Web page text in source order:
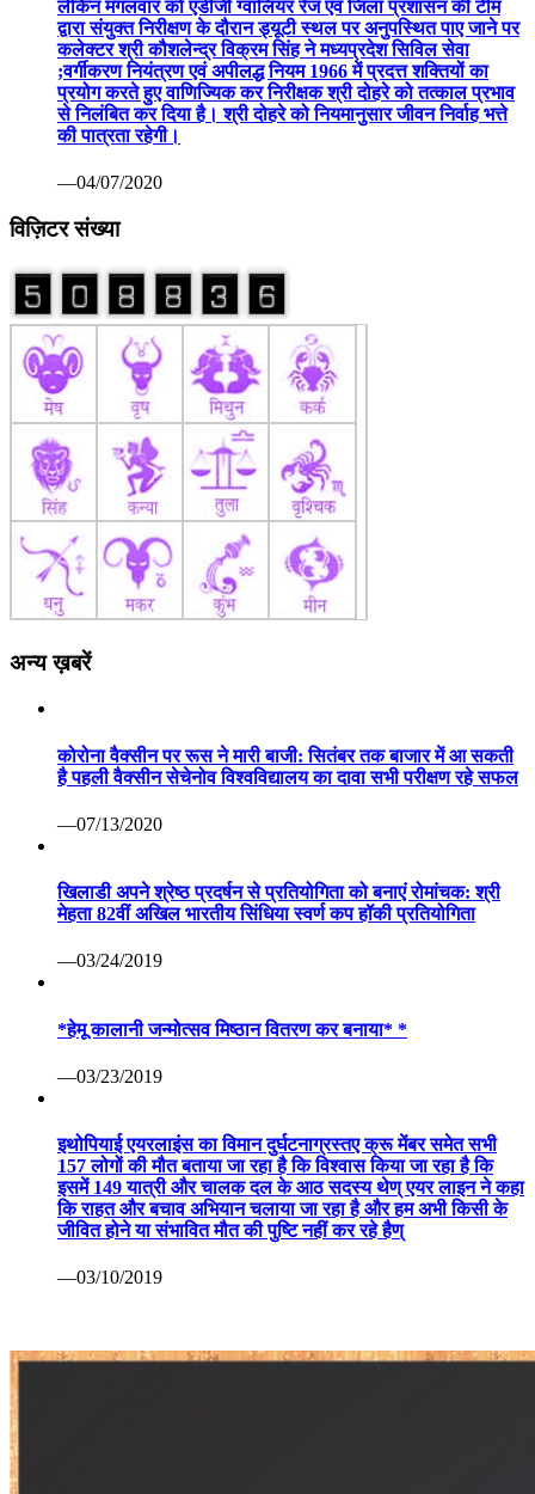
लेकिन मंगलवार को एडीजी ग्वालियर रेंज एवं जिला प्रशासन की टीम
द्वारा संयुक्त निरीक्षण के दौरान ड्यूटी स्थल पर अनुपस्थित पाए जाने पर
कलेक्टर श्री कौशलेन्द्र विक्रम सिंह ने मध्यप्रदेश सिविल सेवा
;वर्गीकरण नियंत्रण एवं अपीलद्ध नियम 1966 में प्रदत्त शक्तियों का
प्रयोग करते हुए वाणिज्यिक कर निरीक्षक श्री दोहरे को तत्काल प्रभाव
से निलंबित कर दिया है। श्री दोहरे को नियमानुसार जीवन निर्वाह भत्ते
की पात्रता रहेगी।
—04/07/2020
विज़िटर संख्या
अन्य ख़बरें
कोरोना वैक्सीन पर रूस ने मारी बाजी: सितंबर तक बाजार में आ सकती
है पहली वैक्सीन सेचेनोव विश्वविद्यालय का दावा सभी परीक्षण रहे सफल
—07/13/2020
खिलाडी अपने श्रेष्ठ प्रदर्षन से प्रतियोगिता को बनाएं रोमांचक: श्री
मेहता 82वीं अखिल भारतीय सिंधिया स्वर्ण कप हॉकी प्रतियोगिता
—03/24/2019
*हेमू कालानी जन्मोत्सव मिष्ठान वितरण कर बनाया* *
—03/23/2019
इथोपियाई एयरलाइंस का विमान दुर्घटनाग्रस्तए क्रू मेंबर समेत सभी
157 लोगों की मौत बताया जा रहा है कि विश्वास किया जा रहा है कि
इसमें 149 यात्री और चालक दल के आठ सदस्य थेण् एयर लाइन ने कहा
कि राहत और बचाव अभियान चलाया जा रहा है और हम अभी किसी के
जीवित होने या संभावित मौत की पुष्टि नहीं कर रहे हैण्
—03/10/2019